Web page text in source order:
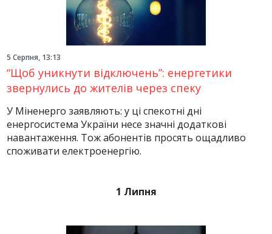
5 Серпня, 13:13
“Щоб уникнути відключень”: енергетики
звернулись до жителів через спеку
У Міненерго заявляють: у ці спекотні дні
енергосистема України несе значні додаткові
навантаження. Тож абонентів просять ощадливо
споживати електроенергію.
1 Липня